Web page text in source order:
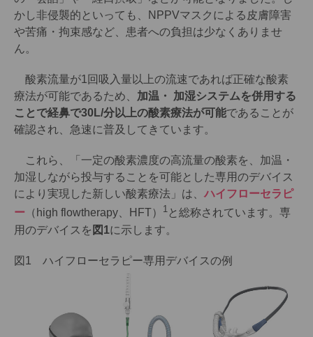
かし非侵襲的といっても、NPPVマスクによる皮膚障害
や苦痛・拘束感など、患者への負担は少なくありませ
ん。
酸素流量が1回吸入量以上の流速であれば正確な酸素
療法が可能であるため、 加温・ 加湿システムを併用する
ことで経鼻で30L/分以上の酸素療法が可能であることが
確認され、急速に普及してきています。
これら、「一定の酸素濃度の高流量の酸素を、加温・
加湿しながら投与することを可能とした専用のデバイス
により実現した新しい酸素療法」は、 ハイフローセラピ
ー （high flowtherapy、HFT） 1 と総称されています。専
用のデバイスを 図1に示します。
図1 ハイフローセラピー専用デバイスの例